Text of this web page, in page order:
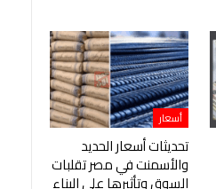
أسعار
تحديثات أسعار الحديد
والأسمنت في مصر تقلبات
السوق وتأثيرها على البناء